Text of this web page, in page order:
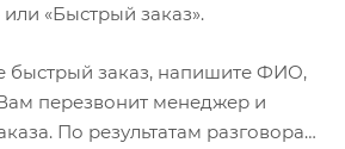
«Быстрый заказ».
быстрый заказ, напишите ФИО,
перезвонит менеджер и
По результатам разговора